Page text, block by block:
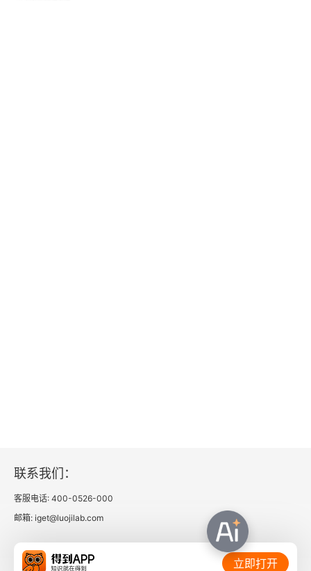
联系我们：
客服电话: 400-0526-000
邮箱: iget@luojilab.com
相关链接： 立即打开